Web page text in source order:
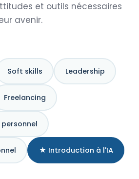
et outils nécessaires
avenir.
Soft skills Leadership
Freelancing
★ Introduction à l'IA